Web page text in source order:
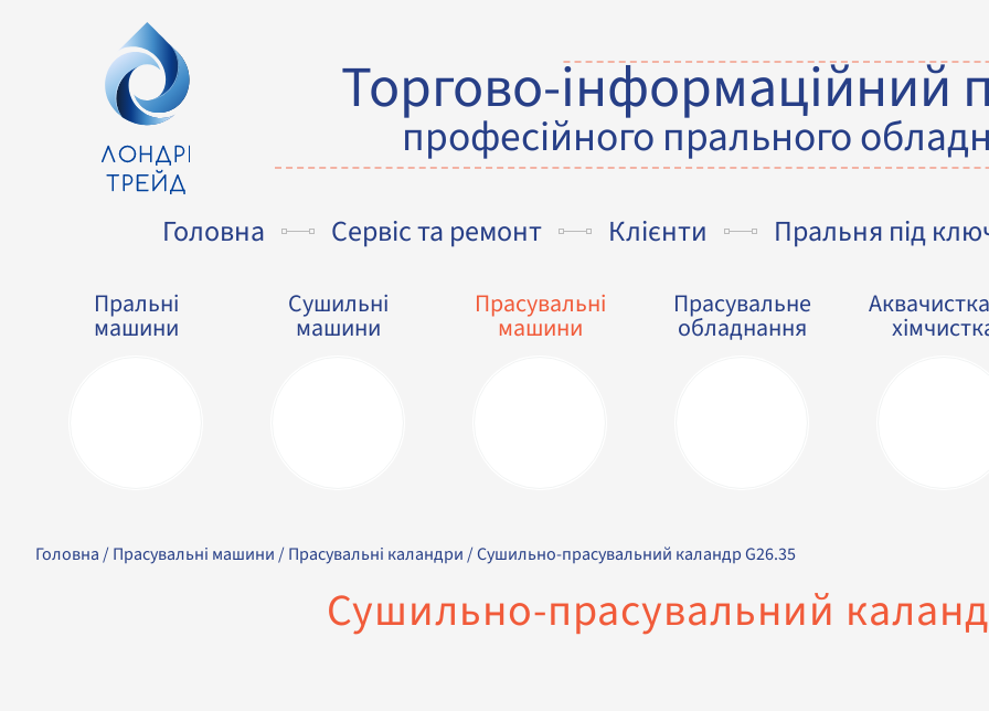
Торгово-інформаційний
професійного прального
Головна Сервіс та ремонт Клієнти Пральня під
Пральні
машини
Сушильні
машини
Прасувальні
машини
Прасувальне
обладнання
Головна/Прасувальні машини/Прасувальні каландри/ Сушильно-прасувальний каландр G26.35
Сушильно-прасувальний